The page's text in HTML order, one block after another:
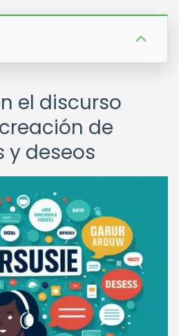
el discurso
de
y deseos